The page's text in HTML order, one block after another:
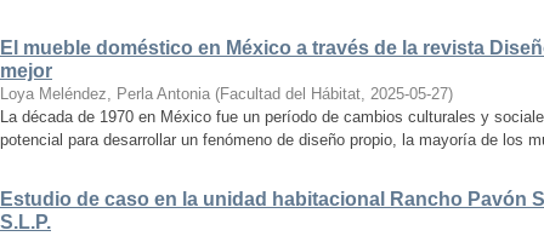
El mueble doméstico en México a través de la revista
mejor
Loya Meléndez, Perla Antonia (Facultad del Hábitat, 2025-05-27)
La década de 1970 en México fue un período de cambios culturales y
potencial para desarrollar un fenómeno de diseño propio, la mayoría de los
Estudio de caso en la unidad habitacional Rancho Pavón
S.L.P.